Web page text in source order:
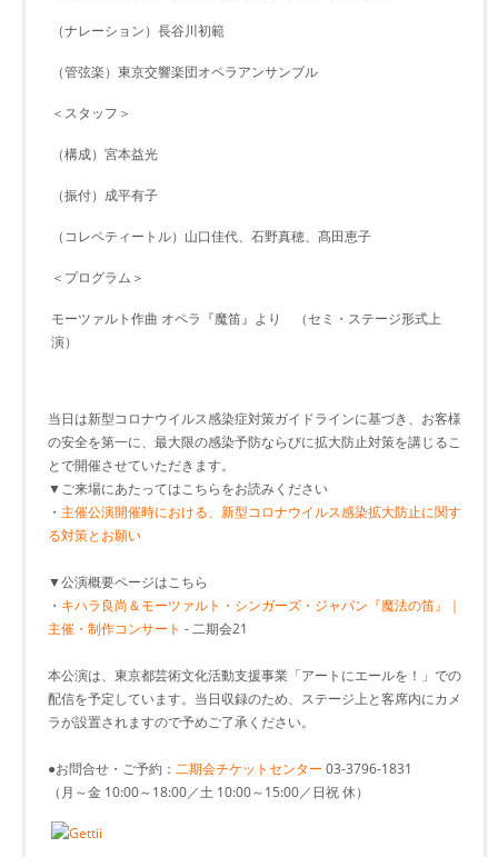
（ナレーション）長谷川初範
（管弦楽）東京交響楽団オペラアンサンブル
＜スタッフ＞
（構成）宮本益光
（振付）成平有子
（コレペティートル）山口佳代、石野真穂、髙田恵子
＜プログラム＞
モーツァルト作曲 オペラ『魔笛』より （セミ・ステージ形式上
演）
当日は新型コロナウイルス感染症対策ガイドラインに基づき、お客様
の安全を第一に、最大限の感染予防ならびに拡大防止対策を講じるこ
とで開催させていただきます。
▼ご来場にあたってはこちらをお読みください
・ 主催公演開催時における、新型コロナウイルス感染拡大防止に関す
る対策とお願い
▼公演概要ページはこちら
・ キハラ良尚＆モーツァルト・シンガーズ・ジャパン『魔法の笛』｜
主催・制作コンサート - 二期会21
本公演は、東京都芸術文化活動支援事業「アートにエールを！」での
配信を予定しています。当日収録のため、ステージ上と客席内にカメ
ラが設置されますので予めご了承ください。
●お問合せ・ご予約： 二期会チケットセンター 03-3796-1831
（月～金 10:00～18:00／土 10:00～15:00／日祝 休）